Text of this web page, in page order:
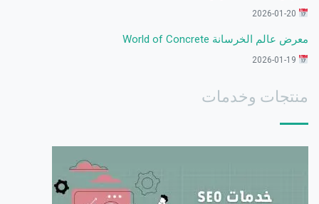
معرض عالم الخرسانة World of Concrete
منتجات وخدمات